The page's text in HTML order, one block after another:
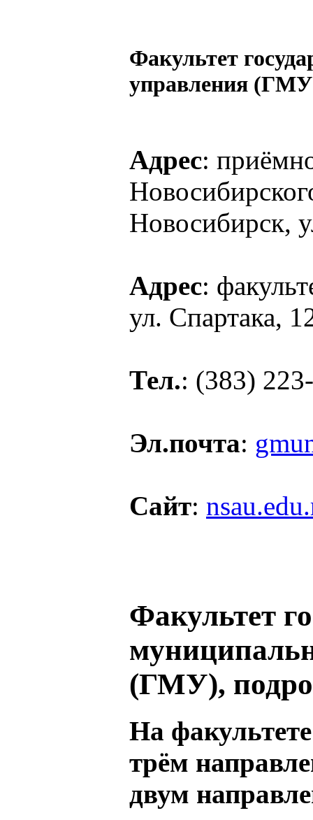
Факультет
управления
Адрес:
Новосибирск,
Адрес:
ул. Спартака,
Тел.: (383)
Эл.почта:
Сайт:
Факультет
(ГМУ),
На
трём
двум